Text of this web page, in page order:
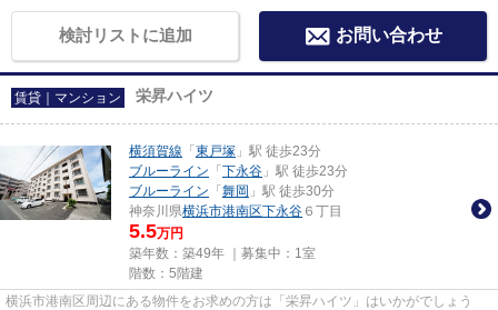
検討リストに追加 お問い合わせ
賃貸｜マンション 栄昇ハイツ
横須賀線 「 東戸塚 」駅 徒歩23分
ブルーライン 「 下永谷 」駅 徒歩23分
ブルーライン 「 舞岡 」駅 徒歩30分
神奈川県横浜市港南区下永谷 ６丁目
5.5万円
築年数：築49年 ｜募集中： 1室
階数：5階建
横浜市港南区周辺にある物件をお求めの方は「栄昇ハイツ」はいかがでしょう